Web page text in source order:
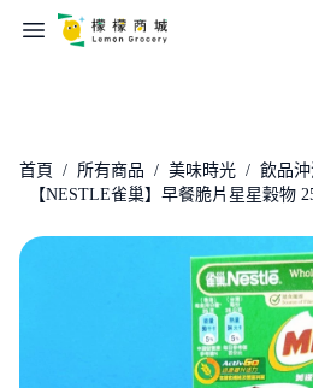
生活用品 永續公益ESG
首頁 / 所有商品 / 美味時光 / 飲品
【NESTLE雀巢】早餐脆片星星穀物